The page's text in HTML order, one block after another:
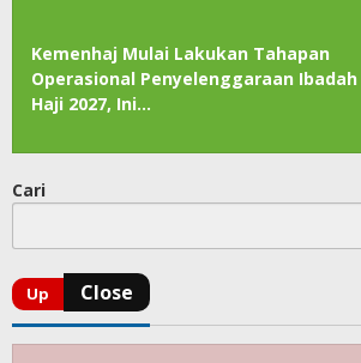
Kemenhaj Mulai Lakukan Tahapan
Operasional Penyelenggaraan Ibadah
Haji 2027, Ini…
Cari